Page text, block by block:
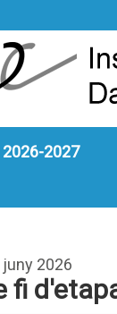
2027
2026
fi